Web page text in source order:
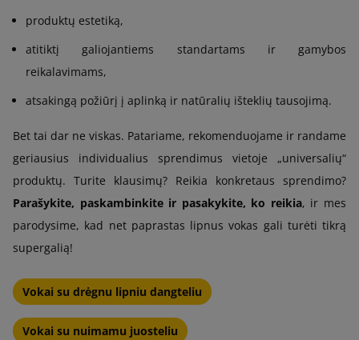
produktų estetiką,
atitiktį galiojantiems standartams ir gamybos
reikalavimams,
atsakingą požiūrį į aplinką ir natūralių išteklių tausojimą.
Bet tai dar ne viskas. Patariame, rekomenduojame ir randame
geriausius individualius sprendimus vietoje „universalių“
produktų. Turite klausimų? Reikia konkretaus sprendimo?
Parašykite, paskambinkite ir pasakykite, ko reikia, ir mes
parodysime, kad net paprastas lipnus vokas gali turėti tikrą
supergalią!
Vokai su drėgnu lipniu dangteliu
Vokai su nuimamu juosteliu